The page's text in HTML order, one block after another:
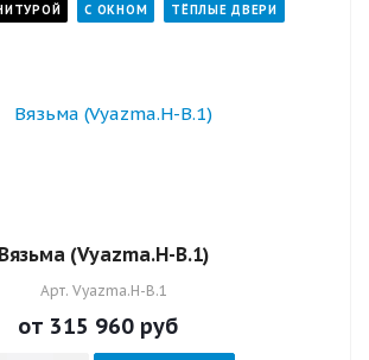
С ОКНОМ ТЁПЛЫЕ ДВЕРИ
Вязьма (Vyazma.Н-В.1)
Арт. Vyazma.Н-В.1
от 315 960 руб